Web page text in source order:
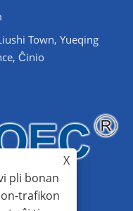
Town, Yueqing
Ĉinio
X
pli bonan
trafikon